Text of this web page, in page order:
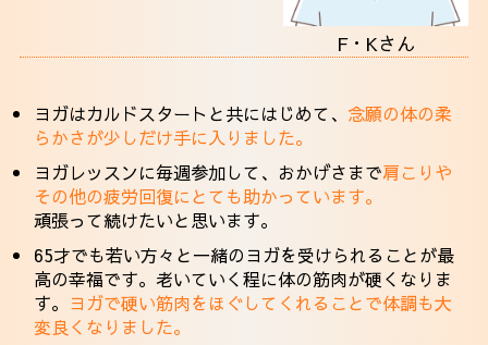
F・Kさん
ヨガはカルドスタートと共にはじめて、 念願の体の柔
らかさが少しだけ手に入りました。
ヨガレッスンに毎週参加して、おかげさまで肩こりや
その他の疲労回復にとても助かっています。
頑張って続けたいと思います。
65才でも若い方々と一緒のヨガを受けられることが最
高の幸福です。老いていく程に体の筋肉が硬くなりま
す。 ヨガで硬い筋肉をほぐしてくれることで体調も大
変良くなりました。